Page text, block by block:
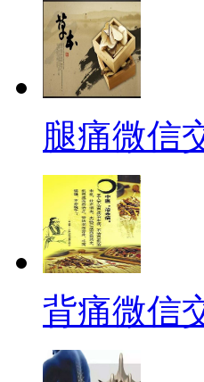
腿痛微信
背痛微信